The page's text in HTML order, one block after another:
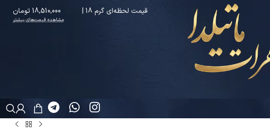
قیمت لحظه‌ای گرم 18 | 18,510,000 تومان
مشاهده قیمت‌های بیشتر